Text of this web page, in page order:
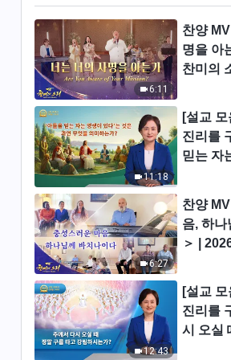
7:41
찬양 뮤직비디오/
측량 못 할 하나님의
5:47
전능하신 하나님 교
세의 심판은 시대를
＞(솔로 찬양)
5:58
전능하신 하나님 교
지막 때의 정복은 구
것＞(솔로 찬양)
6:43
전능하신 하나님 교
신의 사역과 영의 사
본질＞(솔로 찬양)
전능하신 하나님 교
세에 말씀으로 사람
6:11
찬양
명을 아
찬미의
11:18
[설교
진리를
믿는 자
6:27
찬양
음, 하
＞ |
12:43
[설교
진리를
시 오실